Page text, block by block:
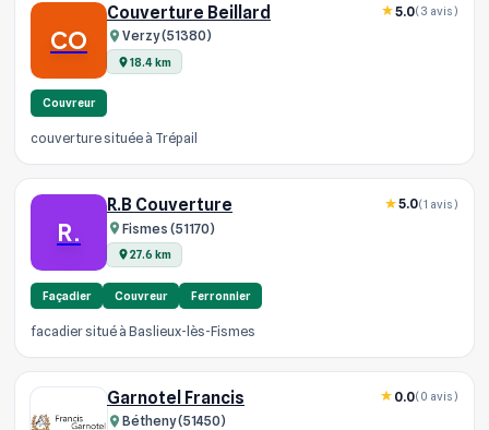
CO
Couverture Beillard
Verzy (51380)
18.4 km
5.0(3 avis)
Couvreur
couverture située à Trépail
R.
R.B Couverture
Fismes (51170)
27.6 km
5.0(1 avis)
Façadier Couvreur Ferronnier
facadier situé à Baslieux-lès-Fismes
Garnotel Francis
Bétheny (51450)
0.0(0 avis)